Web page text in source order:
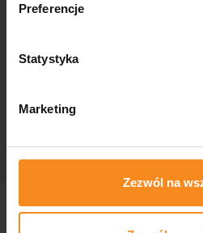
Preferencje
Statystyka
Marketing
Zezwól na
Vous vous demandez si votre
mesure ou vous avez des
nous et nos spécialistes vous